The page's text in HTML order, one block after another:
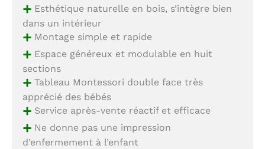
+Esthétique naturelle en bois, s’intègre bien
dans un intérieur
+Montage simple et rapide
+Espace généreux et modulable en huit
sections
+Tableau Montessori double face très
apprécié des bébés
+Service après-vente réactif et efficace
+Ne donne pas une impression
d’enfermement à l’enfant